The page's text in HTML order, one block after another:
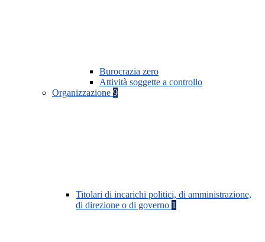
Burocrazia zero
Attività soggette a controllo
Organizzazione 9
Titolari di incarichi politici, di amministrazione,
di direzione o di governo 1